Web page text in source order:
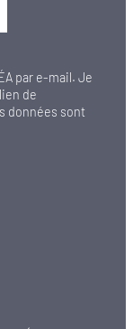
par e-mail. Je
de
données sont